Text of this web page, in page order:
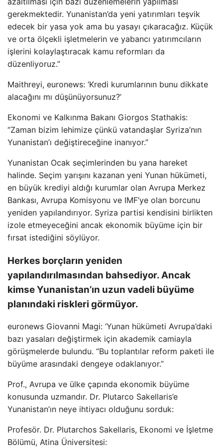
gerekmektedir. Yunanistan’da yeni yatırımları teşvik
edecek bir yasa yok ama bu yasayı çıkaracağız. Küçük
ve orta ölçekli işletmelerin ve yabancı yatırımcıların
işlerini kolaylaştıracak kamu reformları da
düzenliyoruz.”
Maithreyi, euronews: ‘Kredi kurumlarının bunu dikkate
alacağını mı düşünüyorsunuz?’
Ekonomi ve Kalkınma Bakanı Giorgos Stathakis:
“Zaman bizim lehimize çünkü vatandaşlar Syriza’nın
Yunanistan’ı değiştireceğine inanıyor.”
Yunanistan Ocak seçimlerinden bu yana hareket
halinde. Seçim yarışını kazanan yeni Yunan hükümeti,
en büyük krediyi aldığı kurumlar olan Avrupa Merkez
Bankası, Avrupa Komisyonu ve IMF’ye olan borcunu
yeniden yapılandırıyor. Syriza partisi kendisini birlikten
izole etmeyeceğini ancak ekonomik büyüme için bir
fırsat istediğini söylüyor.
Herkes borçların yeniden
yapılandırılmasından bahsediyor. Ancak
kimse Yunanistan’ın uzun vadeli büyüme
planındaki riskleri görmüyor.
euronews Giovanni Magi: ‘Yunan hükümeti Avrupa’daki
bazı yasaları değiştirmek için akademik camiayla
görüşmelerde bulundu. “Bu toplantılar reform paketi ile
büyüme arasındaki dengeye odaklanıyor.”
Prof., Avrupa ve ülke çapında ekonomik büyüme
konusunda uzmandır. Dr. Plutarco Sakellaris’e
Yunanistan’ın neye ihtiyacı olduğunu sorduk:
Profesör. Dr. Plutarchos Sakellaris, Ekonomi ve İşletme
Bölümü, Atina Üniversitesi: